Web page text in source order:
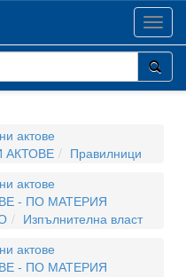
актове
Правилници
актове
- ПО МАТЕРИЯ
Изпълнителна власт
актове
- ПО МАТЕРИЯ